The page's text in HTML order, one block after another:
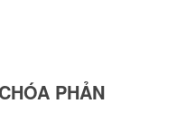
PHẢN